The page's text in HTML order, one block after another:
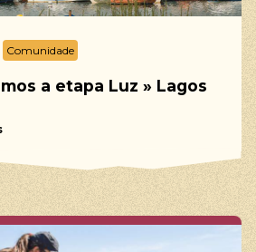
Comunidade
a etapa Luz » Lagos